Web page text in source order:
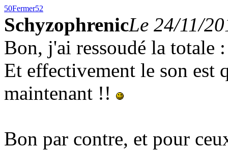
50Fermer52
SchyzophrenicLe 24/11/
Bon, j'ai ressoudé la totale
Et effectivement le son est
maintenant !!
Bon par contre, et pour